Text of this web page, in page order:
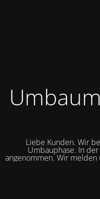
Liebe Kunden. Wir
Umbauphase. In
angenommen. Wir